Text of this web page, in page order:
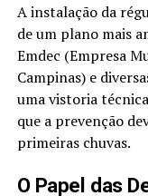
A instalação da
de um plano mais
Emdec (Empresa
Campinas) e
uma vistoria
que a prevenção
primeiras chuvas.
O Papel das